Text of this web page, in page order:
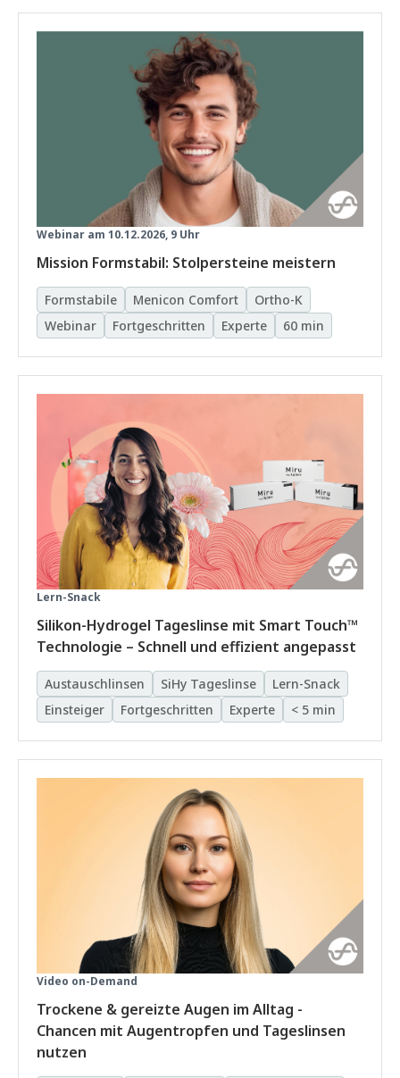
Webinar am 10.12.2026, 9 Uhr
Mission Formstabil: Stolpersteine meistern
Formstabile Menicon Comfort
Ortho-K
Webinar
Fortgeschritten Experte 60 min
Lern-Snack
Silikon-Hydrogel Tageslinse mit Smart Touch™
Technologie – Schnell und effizient angepasst
Austauschlinsen SiHy Tageslinse
Lern-Snack
Einsteiger
Fortgeschritten Experte < 5 min
Video on-Demand
Trockene & gereizte Augen im Alltag -
Chancen mit Augentropfen und Tageslinsen
nutzen